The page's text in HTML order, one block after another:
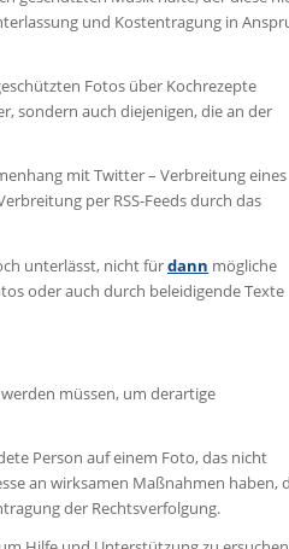
und Kostentragung in
Fotos über Kochrezepte
sondern auch diejenigen, die an der
mit Twitter – Verbreitung eines
per RSS-Feeds durch das
unterlässt, nicht fürdann mögliche
oder auch durch beleidigende Texte
müssen, um derartige
Person auf einem Foto, das nicht
an wirksamen Maßnahmen haben,
der Rechtsverfolgung.